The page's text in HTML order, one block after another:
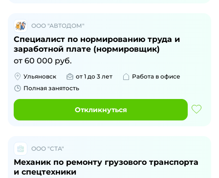
ООО "АВТОДОМ"
Специалист по нормированию труда и
заработной плате (нормировщик)
от 60 000 руб.
Ульяновск от 1 до 3 лет
Работа в офисе
Полная занятость
Откликнуться
ООО "СТА"
Механик по ремонту грузового транспорта
и спецтехники